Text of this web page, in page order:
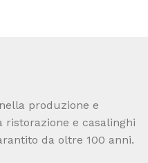
produzione e
e casalinghi
da oltre 100 anni.